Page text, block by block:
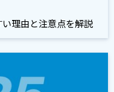
理由と注意点を解説